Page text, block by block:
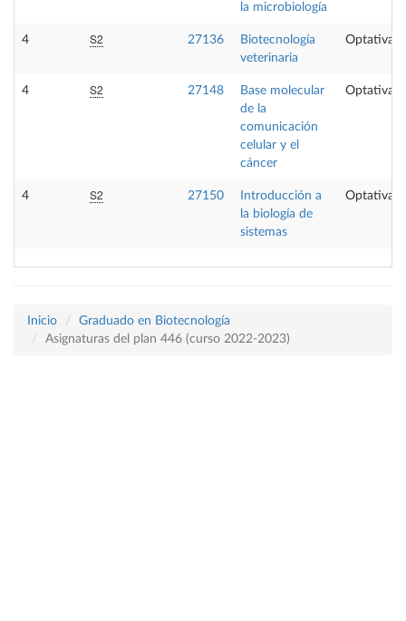
la microbiología
4 S2 27136
Biotecnología
veterinaria
Optativa
4 S2 27148
Base molecular
de la
comunicación
celular y el
cáncer
Optativa
4 S2 27150
Introducción a
la biología de
sistemas
Optativa
Inicio
Graduado en Biotecnología
Asignaturas del plan 446 (curso 2022-2023)